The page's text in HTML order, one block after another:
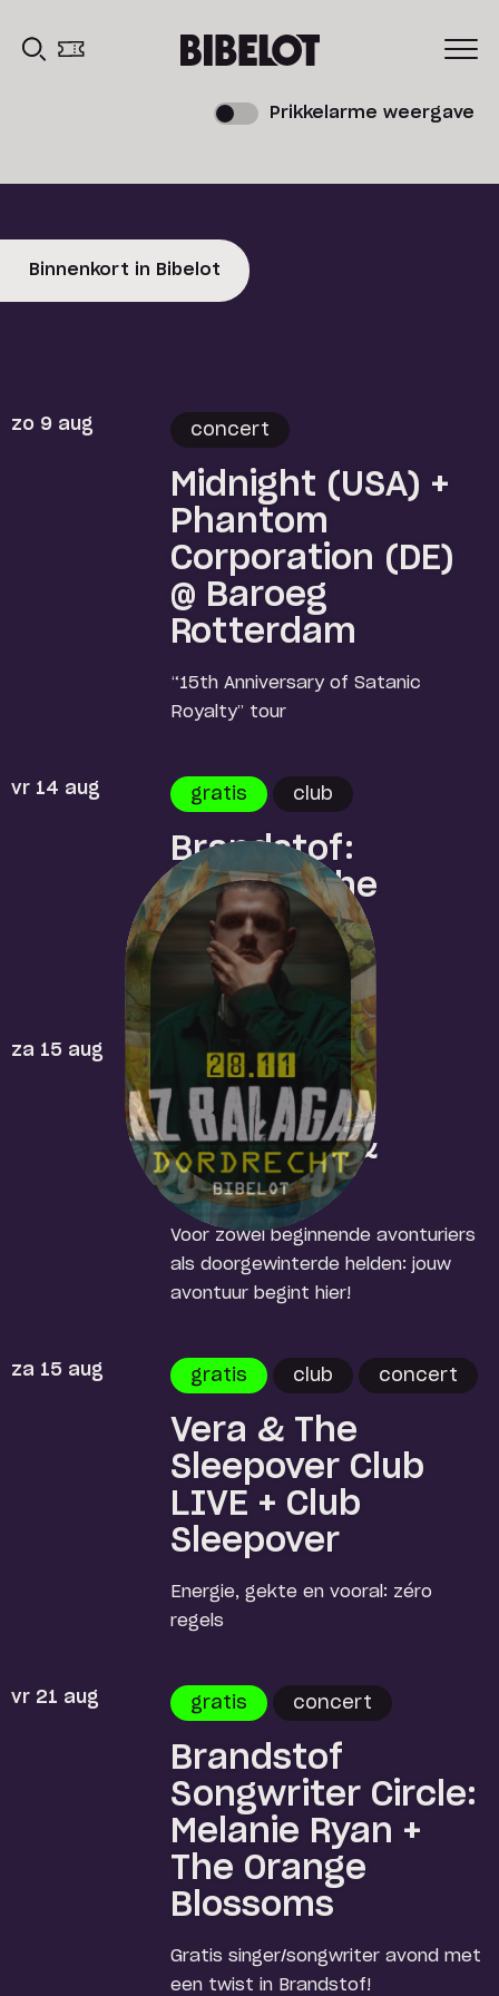
Prikkelarme weergave
Binnenkort in Bibelot
zo 9 aug concert
Midnight (USA) +
Phantom
Corporation (DE)
@ Baroeg
Rotterdam
“15th Anniversary of Satanic
Royalty” tour
vr 14 aug gratis club
Brandstof:
MBRACE The
Garage
Embrace the music
za 15 aug gratis
Brandstof:
Dungeons &
Dragons
Voor zowel beginnende avonturiers
als doorgewinterde helden: jouw
avontuur begint hier!
za 15 aug gratis club concert
Vera & The
Sleepover Club
LIVE + Club
Sleepover
Energie, gekte en vooral: zéro
regels
vr 21 aug gratis concert
Brandstof
Songwriter Circle:
Melanie Ryan +
The Orange
Blossoms
Gratis singer/songwriter avond met
een twist in Brandstof!